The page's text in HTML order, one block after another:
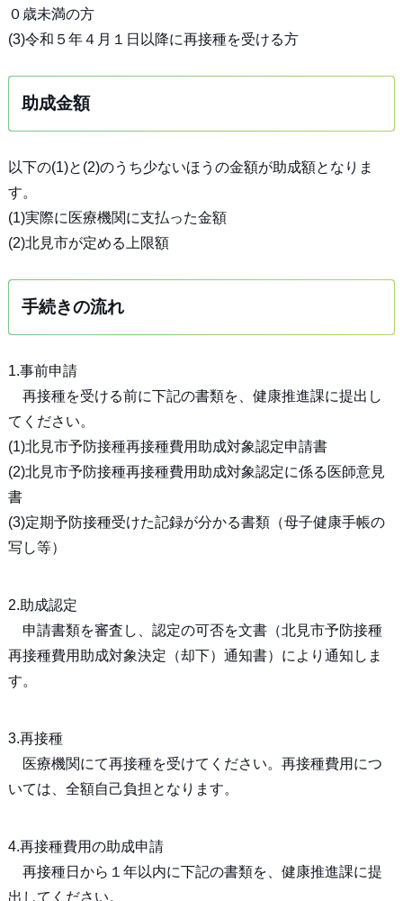
０歳未満の方
(3)令和５年４月１日以降に再接種を受ける方
助成金額
以下の(1)と(2)のうち少ないほうの金額が助成額となりま
す。
(1)実際に医療機関に支払った金額
(2)北見市が定める上限額
手続きの流れ
1.事前申請
再接種を受ける前に下記の書類を、健康推進課に提出し
てください。
(1)北見市予防接種再接種費用助成対象認定申請書
(2)北見市予防接種再接種費用助成対象認定に係る医師意見
書
(3)定期予防接種受けた記録が分かる書類（母子健康手帳の
写し等）
2.助成認定
申請書類を審査し、認定の可否を文書（北見市予防接種
再接種費用助成対象決定（却下）通知書）により通知しま
す。
3.再接種
医療機関にて再接種を受けてください。再接種費用につ
いては、全額自己負担となります。
4.再接種費用の助成申請
再接種日から１年以内に下記の書類を、健康推進課に提
出してください。